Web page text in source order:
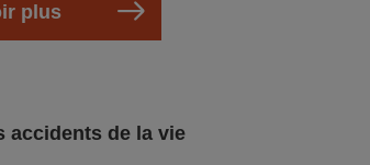
plus
accidents de la vie